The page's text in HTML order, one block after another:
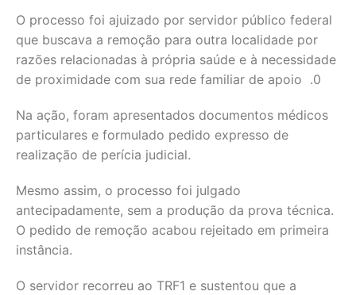
O processo foi ajuizado por servidor público federal
que buscava a remoção para outra localidade por
razões relacionadas à própria saúde e à necessidade
de proximidade com sua rede familiar de apoio .0
Na ação, foram apresentados documentos médicos
particulares e formulado pedido expresso de
realização de perícia judicial.
Mesmo assim, o processo foi julgado
antecipadamente, sem a produção da prova técnica.
O pedido de remoção acabou rejeitado em primeira
instância.
O servidor recorreu ao TRF1 e sustentou que a